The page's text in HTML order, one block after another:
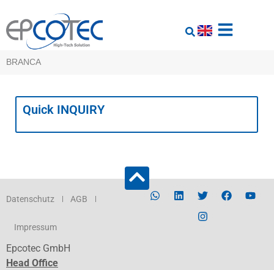
BRANCA
Quick INQUIRY
Datenschutz AGB
Impressum
Epcotec GmbH
Head Office